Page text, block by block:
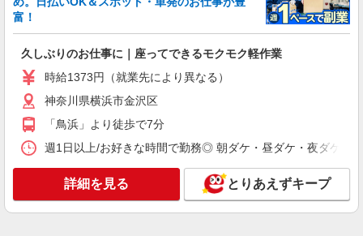
246,400円 （日勤シフト10時〜19時 週5日勤務の
場合） 時給1,400円×8h×22日勤務
横浜市金沢区 ★上記以外にも神奈川県内（横
浜・川崎・相模原など）に多数派遣先有
派遣社員
LAPI-Staff株式会社 本社/軽作業窓口
翌6時 週5日勤務の場合） 時給1,800円×8h×22日勤
務
横浜市金沢区 ★上記以外にも神奈川県内（横
富！
久しぶりのお仕事に｜座ってできるモクモク軽作業
時給1373円（就業先により異なる）
神奈川県横浜市金沢区
「鳥浜」より徒歩で7分
週1日以上/お好きな時間で勤務◎ 朝ダケ・昼ダケ・夜ダケ・
詳細を見る とりあえずキープ